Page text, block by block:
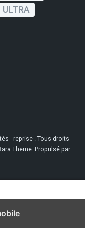
ULTRA
- reprise . Tous droits
Theme . Propulsé par